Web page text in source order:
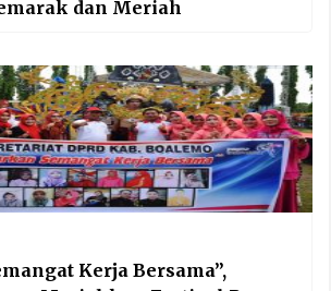
dan Meriah
Kerja Bersama”,